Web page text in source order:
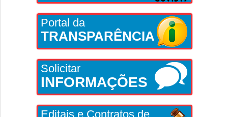
Portal da
TRANSPARÊNCIA
Solicitar
INFORMAÇÕES
Editais e Contratos de